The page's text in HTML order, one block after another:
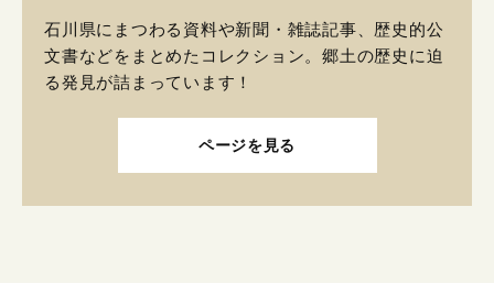
石川県にまつわる資料や新聞・雑誌記事、歴史的公
文書などをまとめたコレクション。郷土の歴史に迫
る発見が詰まっています！
ページを見る